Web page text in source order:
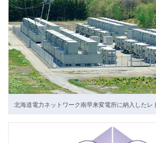
北海道電力ネットワーク南早来変電所に納入したレ